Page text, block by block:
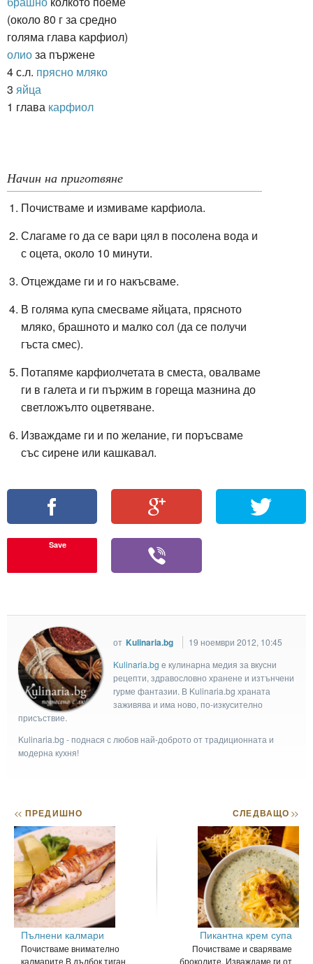
(около 80 г за средно
голяма глава карфиол)
олиоза пържене
4 с.л. прясно мляко
3 яйца
1 глава карфиол
Начин на приготвяне
Почистваме и измиваме карфиола.
Слагаме го да се вари цял в посолена вода и
с оцета, около 10 минути.
Отцеждаме ги и го накъсваме.
В голяма купа смесваме яйцата, прясното
мляко, брашното и малко сол (да се получи
гъста смес).
Потапяме карфиолчетата в сместа, овалваме
ги в галета и ги пържим в гореща мазнина до
светложълто оцветяване.
Изваждаме ги и по желание, ги поръсваме
със сирене или кашкавал.
Save
от Kulinaria.bg
19 ноември 2012, 10:45
Kulinaria.bg e кулинарна медия за вкусни
рецепти, здравословно хранене и изтънчени
гурме фантазии. В Kulinaria.bg храната
заживява и има ново, по-изкусително
присъствие.
Kulinaria.bg - поднася с любов най-доброто от традиционната и
модерна кухня!
<< ПРЕДИШНО
Пълнени калмари
Почистваме внимателно
калмарите.В дълбок тиган
СЛЕДВАЩО>>
Пикантна крем супа
Почистваме и сваряваме
броколите. Изваждаме ги от